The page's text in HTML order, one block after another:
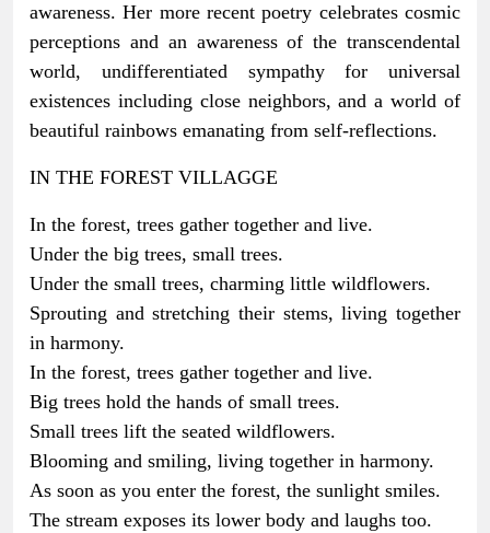
awareness. Her more recent poetry celebrates cosmic
perceptions and an awareness of the transcendental
world, undifferentiated sympathy for universal
existences including close neighbors, and a world of
beautiful rainbows emanating from self-reflections.
IN THE FOREST VILLAGGE
In the forest, trees gather together and live.
Under the big trees, small trees.
Under the small trees, charming little wildflowers.
Sprouting and stretching their stems, living together
in harmony.
In the forest, trees gather together and live.
Big trees hold the hands of small trees.
Small trees lift the seated wildflowers.
Blooming and smiling, living together in harmony.
As soon as you enter the forest, the sunlight smiles.
The stream exposes its lower body and laughs too.